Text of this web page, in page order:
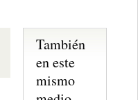
También
en este
mismo